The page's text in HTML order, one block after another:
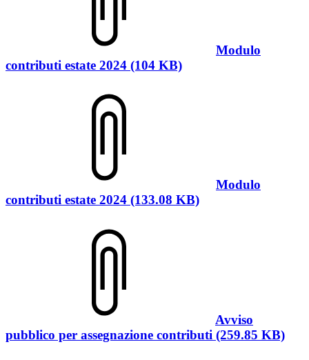
Modulo
contributi estate 2024 (104 KB)
Modulo
contributi estate 2024 (133.08 KB)
Avviso
pubblico per assegnazione contributi (259.85 KB)